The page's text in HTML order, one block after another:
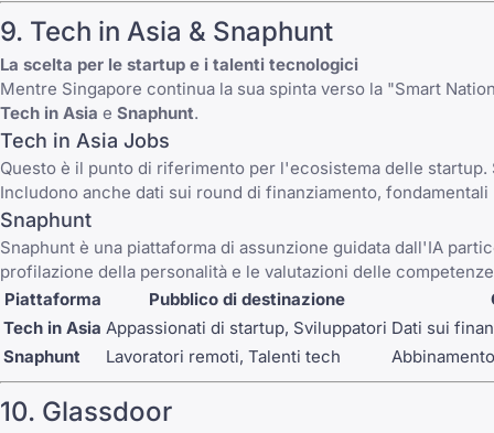
9. Tech in Asia & Snaphunt
La scelta per le startup e i talenti tecnologici
Mentre Singapore continua la sua spinta verso la "Smart
Tech in Asia e Snaphunt.
Tech in Asia Jobs
Questo è il punto di riferimento per l'ecosistema delle
Includono anche dati sui round di finanziamento,
Snaphunt
Snaphunt è una piattaforma di assunzione guidata dall'IA
profilazione della personalità e le valutazioni delle
Piattaforma
Pubblico di destinazione
Tech in Asia Appassionati di startup, Sviluppatori Dati sui
Snaphunt
Lavoratori remoti, Talenti tech
10. Glassdoor